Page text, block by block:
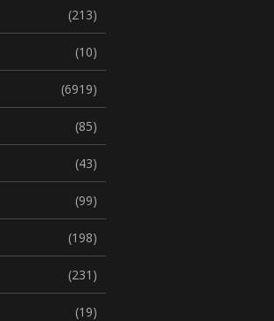
(213)
(10)
(6919)
(85)
(43)
(99)
(198)
(231)
(19)